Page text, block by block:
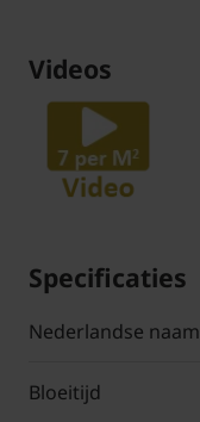
Videos
Specificaties
Nederlandse naam
Bloeitijd